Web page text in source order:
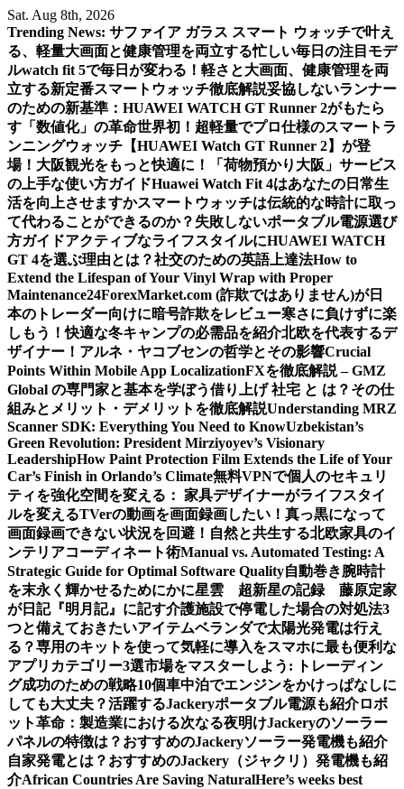
Skip
to
content
Sat. Aug 8th, 2026
Trending News: サファイア ガラス スマート ウォッチで叶え
る、軽量大画面と健康管理を両立する忙しい毎日の注目モデ
ルwatch fit 5で毎日が変わる！軽さと大画面、健康管理を両
立する新定番スマートウォッチ徹底解説妥協しないランナー
のための新基準：HUAWEI WATCH GT Runner 2がもたら
す「数値化」の革命世界初！超軽量でプロ仕様のスマートラ
ンニングウォッチ【HUAWEI Watch GT Runner 2】が登
場！ 大阪観光をもっと快適に！「荷物預かり大阪」サービス
の上手な使い方ガイドHuawei Watch Fit 4はあなたの日常生
活を向上させますかスマートウォッチは伝統的な時計に取っ
て代わることができるのか？ 失敗しないポータブル電源選び
方ガイドアクティブなライフスタイルにHUAWEI WATCH
GT 4を選ぶ理由とは？社交のための英語上達法How to
Extend the Lifespan of Your Vinyl Wrap with Proper
Maintenance24ForexMarket.com (詐欺ではありません)が日
本のトレーダー向けに暗号詐欺をレビュー寒さに負けずに楽
しもう！快適な冬キャンプの必需品を紹介北欧を代表するデ
ザイナー！アルネ・ヤコブセンの哲学とその影響Crucial
Points Within Mobile App LocalizationFXを徹底解説 – GMZ
Global の専門家と基本を学ぼう借り上げ 社宅 と は？その仕
組みとメリット・デメリットを徹底解説Understanding MRZ
Scanner SDK: Everything You Need to KnowUzbekistan’s
Green Revolution: President Mirziyoyev’s Visionary
LeadershipHow Paint Protection Film Extends the Life of Your
Car’s Finish in Orlando’s Climate無料VPNで個人のセキュリ
ティを強化空間を変える： 家具デザイナーがライフスタイ
ルを変えるTVerの動画を画面録画したい！真っ黒になって
画面録画できない状況を回避！ 自然と共生する北欧家具のイ
ンテリアコーディネート術Manual vs. Automated Testing: A
Strategic Guide for Optimal Software Quality自動巻き腕時計
を末永く輝かせるためにかに星雲 超新星の記録 藤原定家
が日記『明月記』に記す介護施設で停電した場合の対処法3
つと備えておきたいアイテムベランダで太陽光発電は行え
る？専用のキットを使って気軽に導入をスマホに最も便利な
アプリカテゴリー3選市場をマスターしよう: トレーディン
グ成功のための戦略10個車中泊でエンジンをかけっぱなしに
しても大丈夫？活躍するJackeryポータブル電源も紹介ロボ
ット革命：製造業における次なる夜明けJackeryのソーラー
パネルの特徴は？おすすめのJackeryソーラー発電機も紹介
自家発電とは？おすすめのJackery（ジャクリ）発電機も紹
介African Countries Are Saving NaturalHere’s weeks best